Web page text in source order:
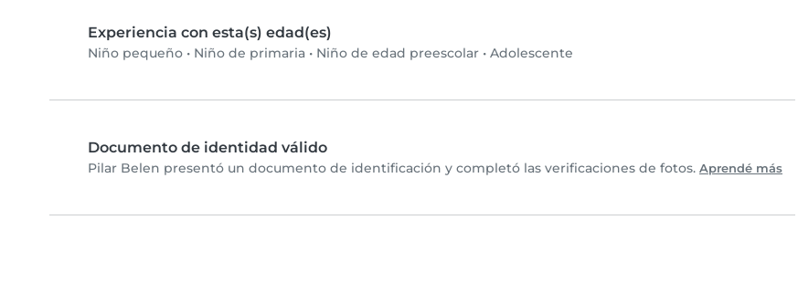
Experiencia con esta(s) edad(es)
Niño pequeño • Niño de primaria • Niño de edad preescolar • Adolescente
Documento de identidad válido
Pilar Belen presentó un documento de identificación y completó las verificaciones de fotos. Aprendé más